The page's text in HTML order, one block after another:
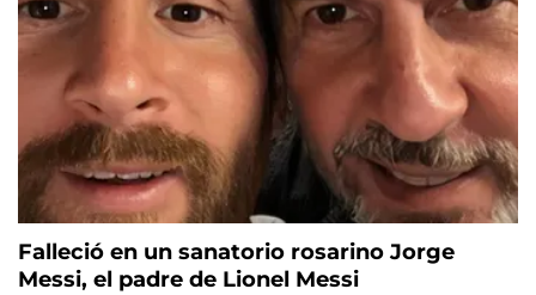
Falleció en un sanatorio rosarino Jorge
Messi, el padre de Lionel Messi